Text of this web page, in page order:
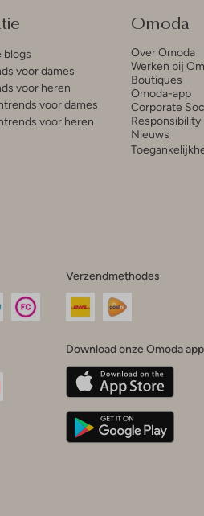
blogs
voor dames
voor heren
voor dames
voor heren
Omoda
Over Omoda
Werken bij
Boutiques
Omoda-app
Corporate
Responsibility
Nieuws
Verzendmethodes
Download onze Omoda app